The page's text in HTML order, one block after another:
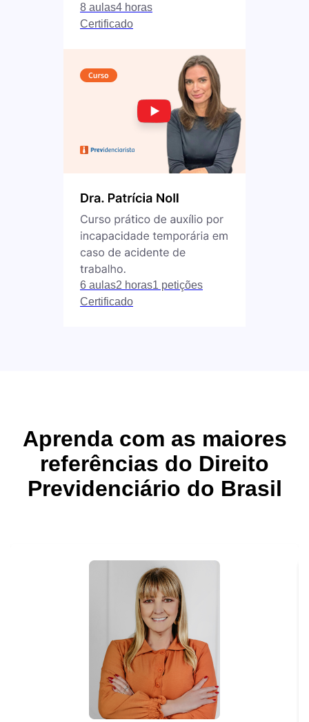
8 aulas4 horas
Certificado
6 aulas2 horas1 petições
Certificado
Aprenda com as maiores
referências do Direito
Previdenciário do Brasil